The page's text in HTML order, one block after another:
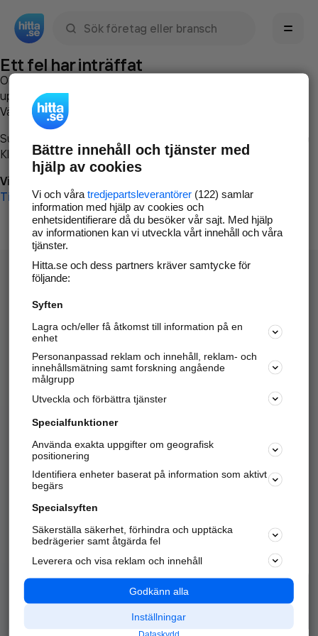
Ett fel har inträffat
Om du vill kan du
uppstod så att vi lättare och snabbare kan avhjälpa det.
Vänligen försök med följande:
Surfa till
Klicka påTillbaka-knappen i webbläsaren och försök igen
Vi beklagar besväret!
Till startsidan
Hitta.se - Gratis nummerupplysning.
Sök företag, personer och platser.
Hitta telefonnummer, adresser, företagsinfo mm.
Marknadsför företaget
Kom igång och annonsera mot
samarbetspartners nära dig.
Alla kategorier
Populära sökningar
API & Kartor
Annonsera
Integritet
Nödnummer
Bättre innehåll och tjänster med
hjälp av cookies
Vi och våra tredjepartsleverantörer(122) samlar
information med hjälp av cookies och
enhetsidentifierare då du besöker vår sajt. Med hjälp
av informationen kan vi utveckla vårt innehåll och våra
tjänster.
Hitta.se och dess partners kräver samtycke för
följande:
Syften
Lagra och/eller få åtkomst till information på en
enhet
Personanpassad reklam och innehåll, reklam- och
innehållsmätning samt forskning angående
målgrupp
Utveckla och förbättra tjänster
Specialfunktioner
Använda exakta uppgifter om geografisk
positionering
Identifiera enheter baserat på information som aktivt
begärs
Specialsyften
Säkerställa säkerhet, förhindra och upptäcka
bedrägerier samt åtgärda fel
Leverera och visa reklam och innehåll
Godkänn alla
Inställningar
Dataskydd